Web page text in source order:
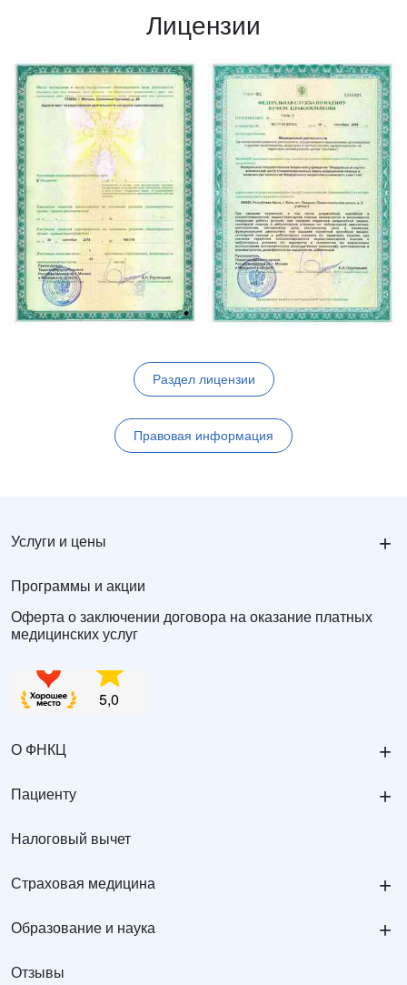
Лицензии
Раздел лицензии
Правовая информация
Услуги и цены +
Программы и акции
Оферта о заключении договора на оказание платных
медицинских услуг
О ФНКЦ +
Пациенту +
Налоговый вычет
Страховая медицина +
Образование и наука +
Отзывы